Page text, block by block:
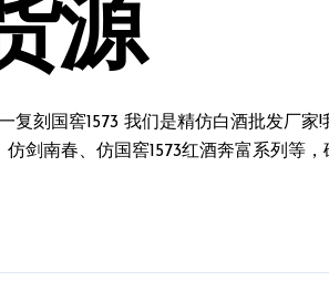
源
刻国窖1573 我们是精仿白酒批发厂家!
剑南春、仿国窖1573红酒奔富系列等，